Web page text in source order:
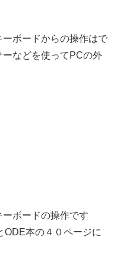
ボードからの操作はで
などを使ってPCの外
ボードの操作です
本の４０ページに